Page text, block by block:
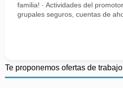
familia! · Actividades del
grupales seguros, cuentas de
Te proponemos ofertas de